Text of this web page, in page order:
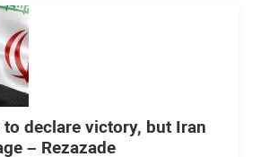
declare victory, but Iran
– Rezazade